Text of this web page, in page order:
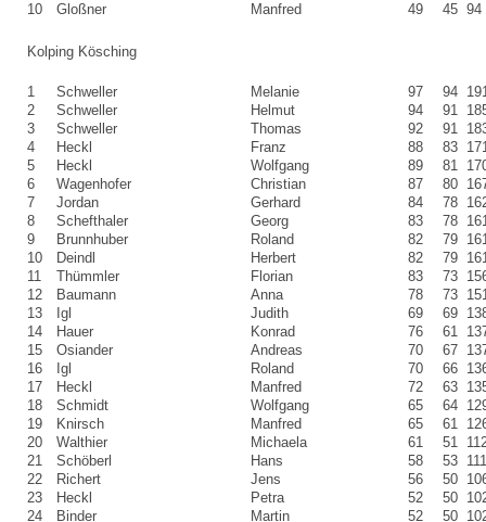
10
Gloßner Manfred 49 45 94
Kolping Kösching
1 Schweller Melanie 97 94
2
Schweller Helmut 94 91
3
Schweller Thomas 92 91
4
Heckl Franz 88 83
5
Heckl Wolfgang 89 81
6
Wagenhofer Christian 87 80
7
Jordan Gerhard 84 78
8
Schefthaler Georg 83 78
9
Brunnhuber Roland 82 79
10
Deindl Herbert 82 79
11
Thümmler Florian 83 73
12
Baumann Anna 78 73
13
Igl Judith 69 69
14
Hauer Konrad 76 61
15
Osiander Andreas 70 67
16
Igl Roland 70 66
17
Heckl Manfred 72 63
18
Schmidt Wolfgang 65 64
19
Knirsch Manfred 65 61
20
Walthier Michaela 61 51
21
Schöberl Hans 58 53
111
22
Richert Jens 56 50
23
Heckl Petra 52 50
24
Binder Martin 52 50